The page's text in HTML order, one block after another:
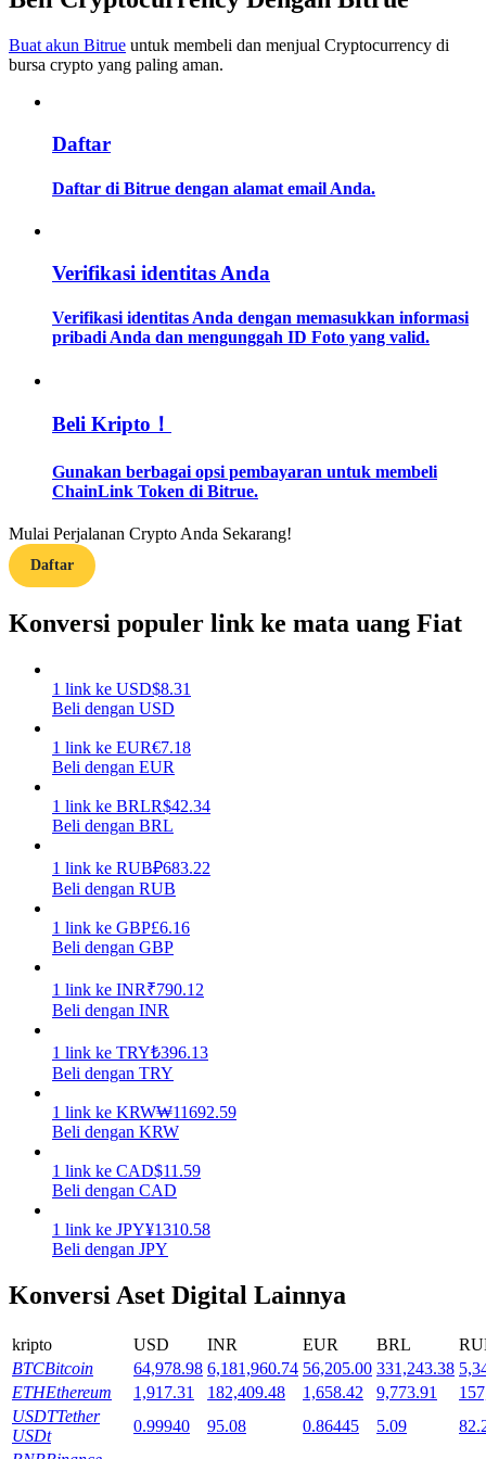
Memandu
Pelajari cara untuk tetap menghasilkan keuntungan
Menghasilkan
Babi Kekuatan
Mempertaruhkan
Pengembalian tinggi & akses instan
Staking fleksibel untuk mendapatkan token populer
Buat akun Bitrue untuk membeli dan menjual Cryptocurrency di
bursa crypto yang paling aman.
Daftar
Daftar di Bitrue dengan alamat email Anda.
Verifikasi identitas Anda
Verifikasi identitas Anda dengan memasukkan informasi
pribadi Anda dan mengunggah ID Foto yang valid.
Beli Kripto！
Gunakan berbagai opsi pembayaran untuk membeli
ChainLink Token di Bitrue.
Mulai Perjalanan Crypto Anda Sekarang!
Daftar
Konversi populer link ke mata uang Fiat
1 link ke USD$8.31
Beli dengan USD
1 link ke EUR€7.18
Beli dengan EUR
1 link ke BRLR$42.34
Beli dengan BRL
1 link ke RUB₽683.22
Beli dengan RUB
1 link ke GBP£6.16
Beli dengan GBP
1 link ke INR₹790.12
Beli dengan INR
1 link ke TRY₺396.13
Beli dengan TRY
1 link ke KRW₩11692.59
Beli dengan KRW
1 link ke CAD$11.59
Beli dengan CAD
1 link ke JPY¥1310.58
Beli dengan JPY
Konversi Aset Digital Lainnya
kripto USD INR EUR BRL
BTCBitcoin 64,978.98 6,181,960.74 56,205.00 331,243.38
ETHEthereum 1,917.31 182,409.48 1,658.42 9,773.91
USDTTether
USDt
0.99940 95.08 0.86445 5.09